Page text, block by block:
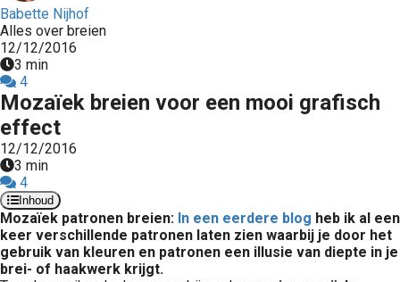
Babette Nijhof
Alles over breien
12/12/2016
3 min
4
Mozaïek breien voor een mooi grafisch
effect
12/12/2016
3 min
4
Inhoud
Mozaïek patronen breien: In een eerdere blog heb ik al een
keer verschillende patronen laten zien waarbij je door het
gebruik van kleuren en patronen een illusie van diepte in je
brei- of haakwerk krijgt.